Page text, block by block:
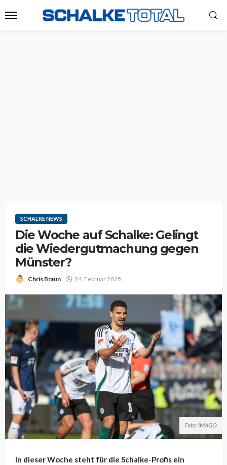
SCHALKE NEWS
Die Woche auf Schalke: Gelingt
die Wiedergutmachung gegen
Münster?
Chris Braun 24. Februar 2025
Foto: IMAGO
In dieser Woche steht für die Schalke-Profis ein